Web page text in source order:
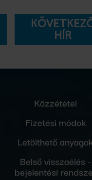
HÍR
Közzététel
Fizetési módok
Letölthető
Belső visszaélés -
bejelentési